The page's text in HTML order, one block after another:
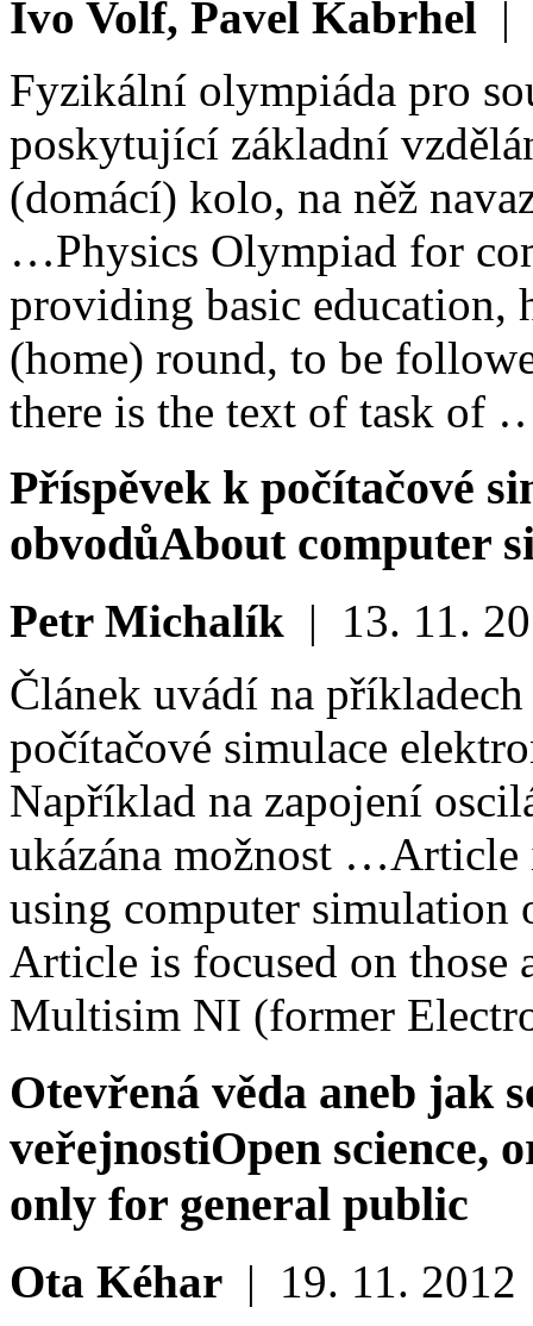
Ivo Volf, Pavel Kabrhel |
Fyzikální olympiáda pro
poskytující základní
(domácí) kolo, na něž
…Physics Olympiad for
providing basic education,
(home) round, to be
there is the text of task of
Příspěvek k počítačové
obvodůAbout computer
Petr Michalík | 13. 11.
Článek uvádí na
počítačové simulace
Například na zapojení
ukázána možnost …Article
using computer simulation
Article is focused on
Multisim NI (former
Otevřená věda aneb jak
veřejnostiOpen science,
only for general public
Ota Kéhar | 19. 11. 2012